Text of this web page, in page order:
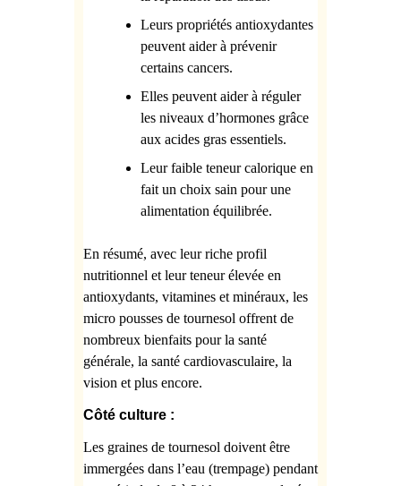
Leurs propriétés antioxydantes
peuvent aider à prévenir
certains cancers.
Elles peuvent aider à réguler
les niveaux d’hormones grâce
aux acides gras essentiels.
Leur faible teneur calorique en
fait un choix sain pour une
alimentation équilibrée.
En résumé, avec leur riche profil
nutritionnel et leur teneur élevée en
antioxydants, vitamines et minéraux, les
micro pousses de tournesol offrent de
nombreux bienfaits pour la santé
générale, la santé cardiovasculaire, la
vision et plus encore.
Côté culture :
Les graines de tournesol doivent être
immergées dans l’eau (trempage) pendant